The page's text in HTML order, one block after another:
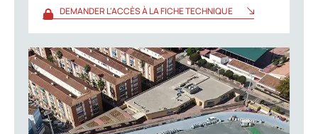
DEMANDER L'ACCÈS À LA FICHE TECHNIQUE